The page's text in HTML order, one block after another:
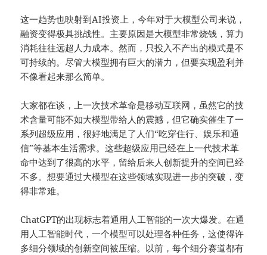
这一趋势也映射到AI投资上，今年对于大模型公司来说，
融资变得极具挑战性。主要原因是大模型非常烧钱，算力
消耗往往远超人力成本。然而，只投入不产出的模式是不
可持续的。尽管大模型拥有巨大的潜力，但要实现盈利并
不像看起来那么简单。
大家都在谈，上一次技术革命是移动互联网，虽然它的技
术含量可能不如大模型带给人的震撼，但它确实催生了一
系列超级应用，很好地满足了人们“吃穿住行、娱乐和通
信”等基本生活需求。这些超级应用已经在上一代技术革
命中达到了很高的水平，留给后来人创新提升的空间已经
不多。想要通过大模型在这些领域实现进一步的突破，变
得非常难。
ChatGPT的出现标志着通用人工智能的一次大爆发。在通
用人工智能时代，一个模型可以处理各种任务，这使得许
多细分领域的创新空间被压缩。以前，每个细分赛道都有